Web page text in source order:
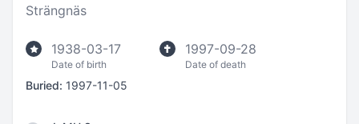
Strängnäs
1938-03-17
Date of birth
1997-09-28
Date of death
Buried: 1997-11-05